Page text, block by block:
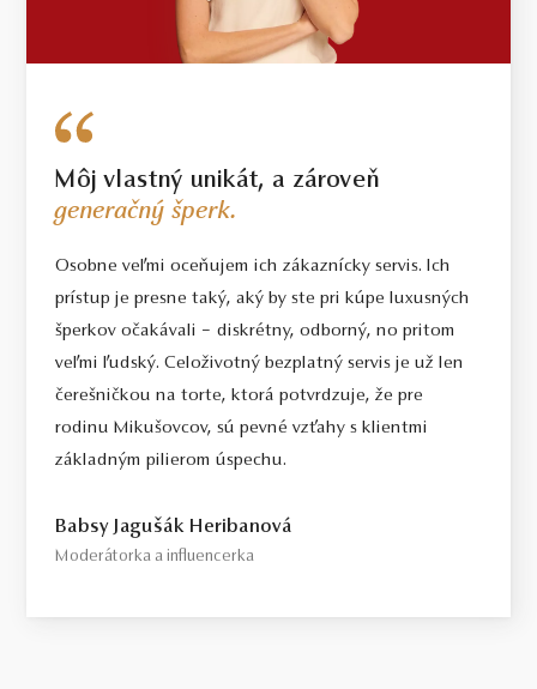
Môj vlastný unikát, a zároveň
generačný šperk.
Osobne veľmi oceňujem ich zákaznícky servis. Ich
prístup je presne taký, aký by ste pri kúpe luxusných
šperkov očakávali – diskrétny, odborný, no pritom
veľmi ľudský. Celoživotný bezplatný servis je už len
čerešničkou na torte, ktorá potvrdzuje, že pre
rodinu Mikušovcov, sú pevné vzťahy s klientmi
základným pilierom úspechu.
Babsy Jagušák Heribanová
Moderátorka a influencerka